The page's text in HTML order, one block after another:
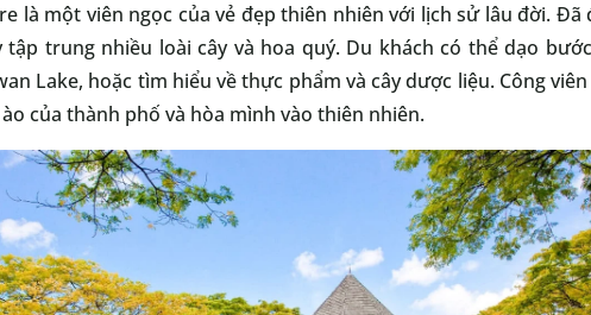
là một viên ngọc của vẻ đẹp thiên nhiên với lịch sử lâu đời. Đã
tập trung nhiều loài cây và hoa quý. Du khách có thể dạo
Lake, hoặc tìm hiểu về thực phẩm và cây dược liệu. Công
của thành phố và hòa mình vào thiên nhiên.